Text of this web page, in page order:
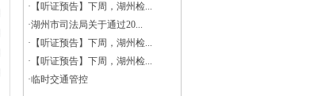
· 【听证预告】下周，湖州检...
·湖州市司法局关于通过20...
· 【听证预告】下周，湖州检...
· 【听证预告】下周，湖州检...
·临时交通管控